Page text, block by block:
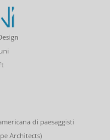
di paesaggisti
Architects)